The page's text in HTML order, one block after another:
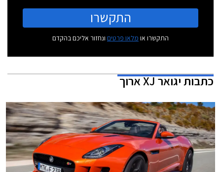
התקשרו
התקשרו או מלאו פרטים ונחזור אליכם בהקדם
כתבותיגואר XJ ארוך